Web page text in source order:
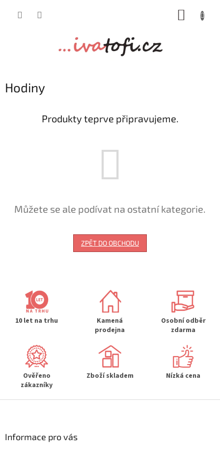
Hodiny
Produkty teprve připravujeme.
Můžete se ale podívat na ostatní kategorie.
ZPĚT DO OBCHODU
10 let na trhu
Kamená
prodejna
Osobní odběr
zdarma
Ověřeno
zákazníky
Zboží skladem Nízká cena
Informace pro vás